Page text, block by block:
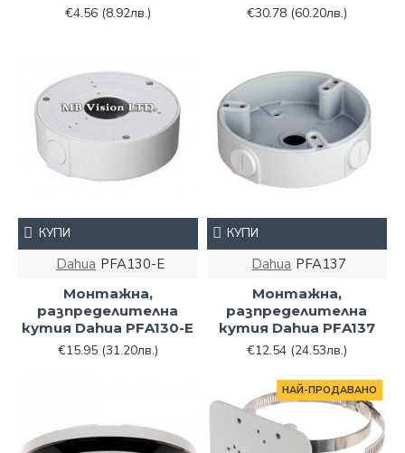
€4.56 (8.92лв.)
€30.78 (60.20лв.)
Dahua PFA130-E
Монтажна,
разпределителна
кутия Dahua PFA130-E
€15.95 (31.20лв.)
КУПИ
Dahua PFA137
Монтажна,
разпределителна
кутия Dahua PFA137
€12.54 (24.53лв.)
КУПИ
НАЙ-ПРОДАВАНО